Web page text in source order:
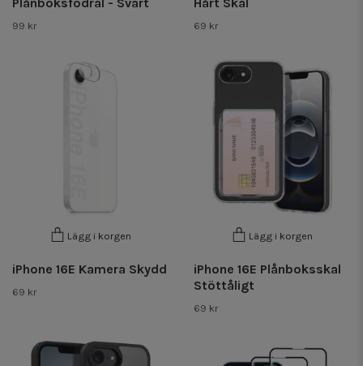
99 kr 69 kr
Lägg i korgen
iPhone 16E Kamera Skydd
69 kr
Lägg i korgen
iPhone 16E Plånboksskal
Stöttåligt
69 kr